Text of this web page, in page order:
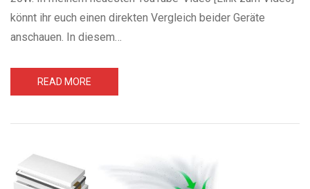
könnt ihr euch einen direkten Vergleich beider Geräte
anschauen. In diesem…
READ MORE